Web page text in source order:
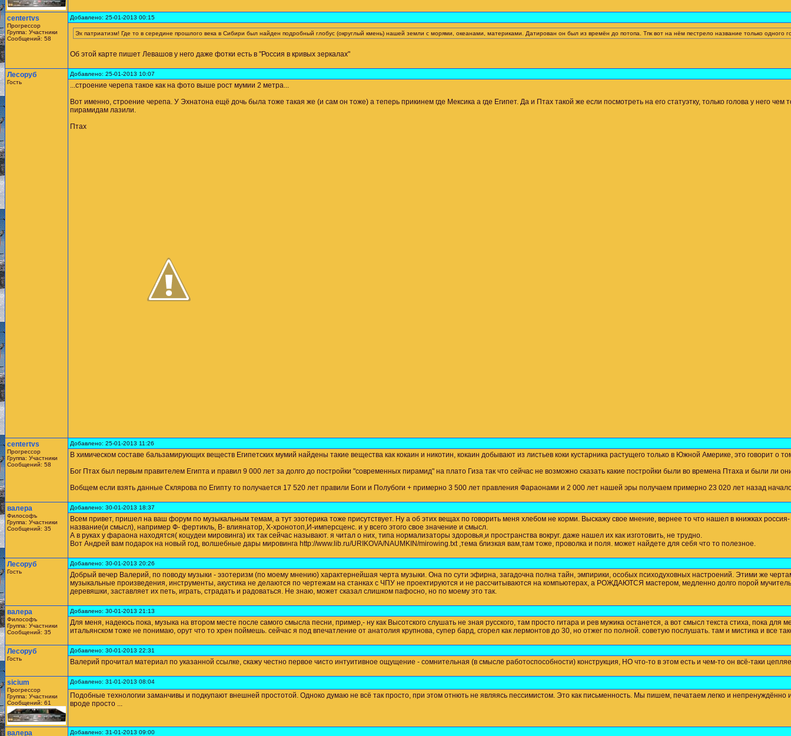
centertvs
Прогрессор
Группа: Участники
Сообщений: 58
Добавлено: 25-01-2013 00:15
Эх патриатизм! Где то в середине прошлого века в Сибири был найден подробный глобус (округлый кмень) нашей земли с морями, океанами, материками. Датирован он был из времён до потопа. Тпк вот на нём пестрело название только
Об этой карте пишет Левашов у него даже фотки есть в "Россия в кривых зеркалах"
Лесоруб
Гость
Добавлено: 25-01-2013 10:07
...строение черепа такое как на фото выше рост мумии 2 метра...
Вот именно, строение черепа. У Эхнатона ещё дочь была тоже такая же (и сам он тоже) а теперь прикинем где Мексика а где Египет. Да и Птах такой же если посмотреть на его статуэтку, только голова у него
пирамидам лазили.
Птах
centertvs
Прогрессор
Группа: Участники
Сообщений: 58
Добавлено: 25-01-2013 11:26
В химическом составе бальзамирующих веществ Египетских мумий найдены такие вещества как кокаин и никотин, кокаин добывают из листьев коки кустарника растущего только в Южной Америке, это говорит о
Бог Птах был первым правителем Египта и правил 9 000 лет за долго до постройки "современных пирамид" на плато Гиза так что сейчас не возможно сказать какие постройки были во времена Птаха и были ли
Вобщем если взять данные Склярова по Египту то получается 17 520 лет правили Боги и Полубоги + примерно 3 500 лет правления Фараонами и 2 000 лет нашей эры получаем примерно 23 020 лет назад
валера
Философъ
Группа: Участники
Сообщений: 35
Добавлено: 30-01-2013 18:37
Всем привет, пришел на ваш форум по музыкальным темам, а тут эзотерика тоже присутствует. Ну а об этих вещах по говорить меня хлебом не корми. Выскажу свое мнение, вернее то что нашел в книжках
название(и смысл), например Ф- фертикль, В- влиянатор, Х-хронотоп,И-имперсценс. и у всего этого свое значение и смысл.
А в руках у фараона находятся( коцудеи мировинга) их так сейчас называют. я читал о них, типа нормализаторы здоровья,и пространства вокруг. даже нашел их как изготовить, не трудно.
Вот Андрей вам подарок на новый год, волшебные дары мировинга http://www.lib.ru/URIKOVA/NAUMKIN/mirowing.txt ,тема близкая вам,там тоже, проволка и поля. может найдете для себя что то полезное.
Лесоруб
Гость
Добавлено: 30-01-2013 20:26
Добрый вечер Валерий, по поводу музыки - эзотеризм (по моему мнению) характернейшая черта музыки. Она по сути эфирна, загадочна полна тайн, эмпирики, особых психодуховных настроений. Этими же
музыкальные произведения, инструменты, акустика не делаются по чертежам на станках с ЧПУ не проектируются и не рассчитываются на компьютерах, а РОЖДАЮТСЯ мастером, медленно долго порой
деревяшки, заставляет их петь, играть, страдать и радоваться. Не знаю, может сказал слишком пафосно, но по моему это так.
валера
Философъ
Группа: Участники
Сообщений: 35
Добавлено: 30-01-2013 21:13
Для меня, надеюсь пока, музыка на втором месте после самого смысла песни, пример,- ну как Высотского слушать не зная русского, там просто гитара и рев мужика останется, а вот смысл текста стиха, пока
итальянском тоже не понимаю, орут что то хрен поймешь. сейчас я под впечатление от анатолия крупнова, супер бард, сгорел как лермонтов до 30, но отжег по полной. советую послушать. там и мистика и все
Лесоруб
Гость
Добавлено: 30-01-2013 22:31
Валерий прочитал материал по указанной ссылке, скажу честно первое чисто интуитивное ощущение - сомнительная (в смысле работоспособности) конструкция, НО что-то в этом есть и чем-то он всё-таки
sicium
Прогрессор
Группа: Участники
Сообщений: 61
Добавлено: 31-01-2013 08:04
Подобные технологии заманчивы и подкупают внешней простотой. Одноко думаю не всё так просто, при этом отнють не являясь пессимистом. Это как письменность. Мы пишем, печатаем легко и
вроде просто ...
валера Добавлено: 31-01-2013 09:00